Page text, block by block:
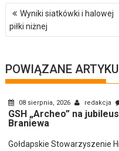
Nawigacja
wpisu
Wyniki siatkówki i halowej
piłki niżnej
POWIĄZANE
08 sierpnia, 2026 redakcja
GSH „Archeo” na
Braniewa
Gołdapskie Stowarzyszenie